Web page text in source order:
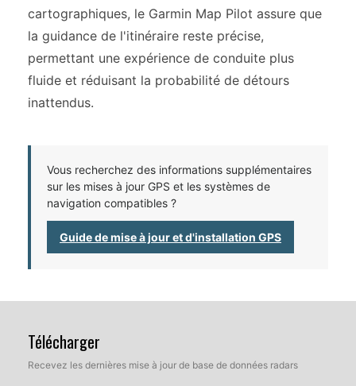
cartographiques, le Garmin Map Pilot assure que
la guidance de l'itinéraire reste précise,
permettant une expérience de conduite plus
fluide et réduisant la probabilité de détours
inattendus.
Vous recherchez des informations supplémentaires
sur les mises à jour GPS et les systèmes de
navigation compatibles ?
Guide de mise à jour et d'installation GPS
Télécharger
Recevez les dernières mise à jour de base de données radars